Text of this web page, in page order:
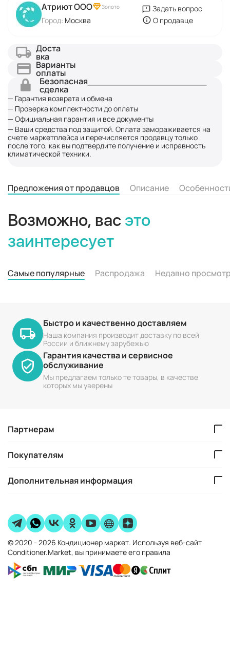
Атриют ООО Золото
Город: Москва
Задать вопрос
О продавце
Доста
вка
Варианты
оплаты
Безопасная
сделка
— Гарантия возврата и обмена
— Проверка комплектности до оплаты
— Официальная гарантия и все документы
— Ваши средства под защитой. Оплата замораживается на
счете маркетплейса и перечисляется продавцу только
после того, как вы подтвердите получение и исправность
климатической техники.
Предложения от продавцов Описание
Возможно, вас это
заинтересует
Самые популярные Распродажа Недавно
Быстро и качественно доставляем
Наша компания производит доставку по всей
России и ближнему зарубежью
Гарантия качества и сервисное
обслуживание
Мы предлагаем только те товары, в качестве
которых мы уверены
Партнерам
Покупателям
Дополнительная информация
© 2020 - 2026 Кондиционер маркет. Используя веб-сайт
Conditioner.Market, вы принимаете его правила